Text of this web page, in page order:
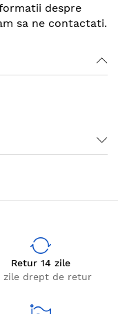
despre
sa ne contactati.
Retur 14 zile
zile drept de retur